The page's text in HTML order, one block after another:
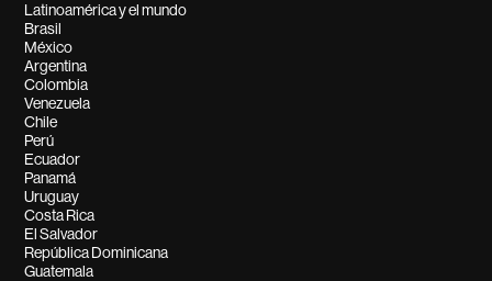
Latinoamérica y el mundo
Brasil
México
Argentina
Colombia
Venezuela
Chile
Perú
Ecuador
Panamá
Uruguay
Costa Rica
El Salvador
República Dominicana
Guatemala